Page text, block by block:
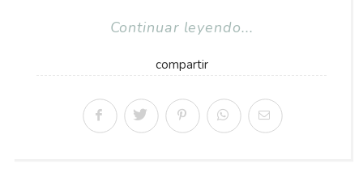
Continuar leyendo...
compartir